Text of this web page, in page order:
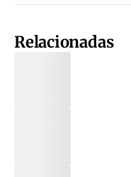
Relacionadas